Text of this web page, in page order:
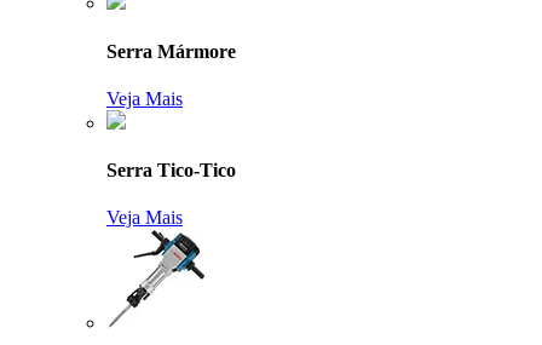
Serra Mármore
Veja Mais
Serra Tico-Tico
Veja Mais